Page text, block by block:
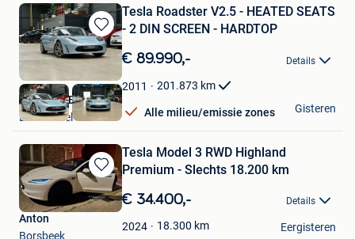
Bewaren
in
Favorieten
Tesla Roadster V2.5 - HEATED SEATS
- 2 DIN SCREEN - HARDTOP
€ 89.990,- Details
2011 201.873 km
Alle milieu/emissie zones
Nikola CVBA
Londerzeel
Gisteren
Bewaren
in
Mijn
Favorieten
Tesla Model 3 RWD Highland
Premium - Slechts 18.200 km
€ 34.400,- Details
2024 18.300 km
Anton
Borsbeek
Eergisteren